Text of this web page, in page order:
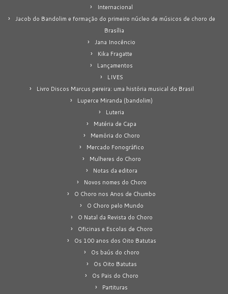
Internacional
Jacob do Bandolim e formação do primeiro núcleo de músicos de choro de
Brasília
Jana Inocêncio
Kika Fragatte
Lançamentos
LIVES
Livro Discos Marcus pereira: uma história musical do Brasil
Luperce Miranda (bandolim)
Luteria
Matéria de Capa
Memória do Choro
Mercado Fonográfico
Mulheres do Choro
Notas da editora
Novos nomes do Choro
O Choro nos Anos de Chumbo
O Choro pelo Mundo
O Natal da Revista do Choro
Oficinas e Escolas de Choro
Os 100 anos dos Oito Batutas
Os baús do choro
Os Oito Batutas
Os Pais do Choro
Partituras